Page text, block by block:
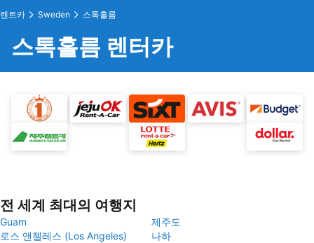
렌트카 Sweden 스톡홀름
스톡홀름 렌터카
전 세계 최대의 여행지
Guam
제주도
로스 앤젤레스 (Los Angeles)
나하